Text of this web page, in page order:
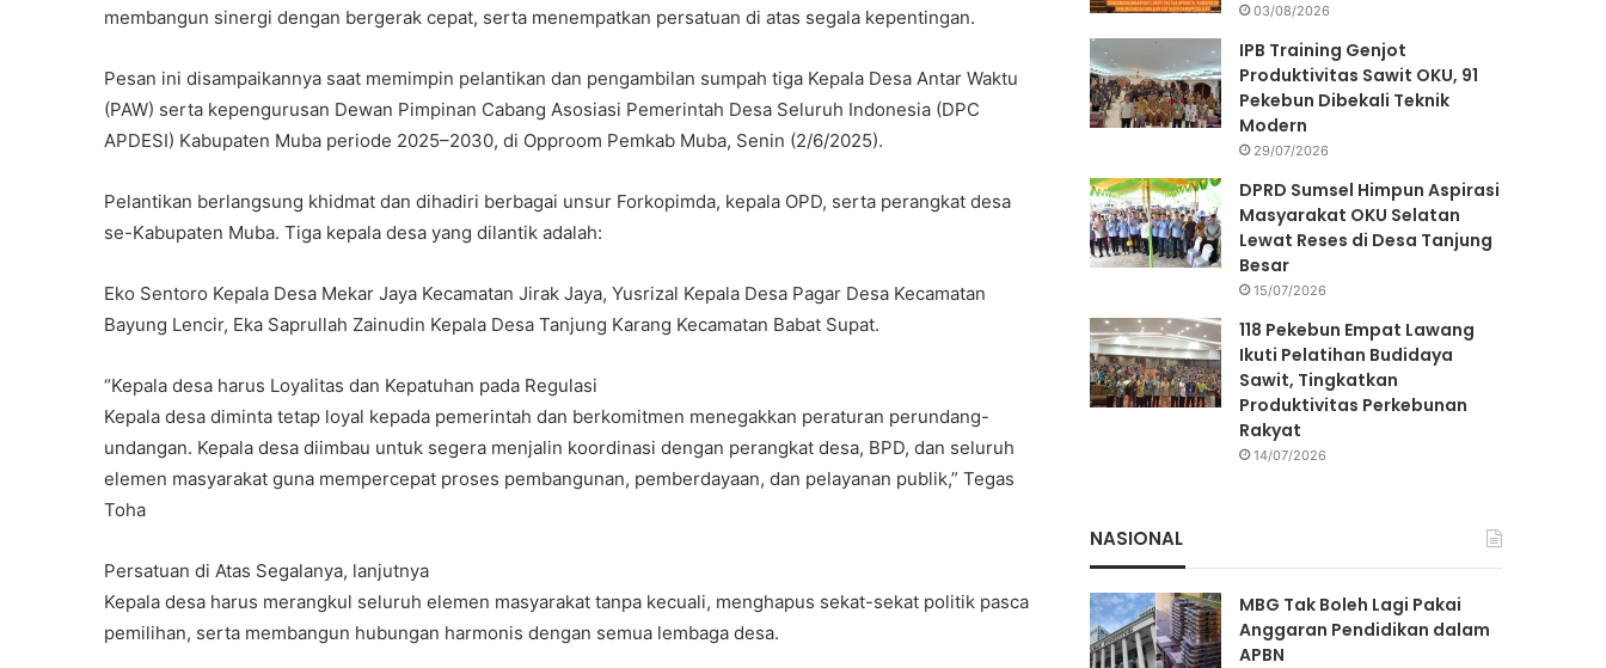
membangun sinergi dengan bergerak cepat, serta menempatkan persatuan di atas segala kepentingan.
Pesan ini disampaikannya saat memimpin pelantikan dan pengambilan sumpah tiga Kepala Desa Antar Waktu
(PAW) serta kepengurusan Dewan Pimpinan Cabang Asosiasi Pemerintah Desa Seluruh Indonesia (DPC
APDESI) Kabupaten Muba periode 2025–2030, di Opproom Pemkab Muba, Senin (2/6/2025).
Pelantikan berlangsung khidmat dan dihadiri berbagai unsur Forkopimda, kepala OPD, serta perangkat desa
se-Kabupaten Muba. Tiga kepala desa yang dilantik adalah:
Eko Sentoro Kepala Desa Mekar Jaya Kecamatan Jirak Jaya, Yusrizal Kepala Desa Pagar Desa Kecamatan
Bayung Lencir, Eka Saprullah Zainudin Kepala Desa Tanjung Karang Kecamatan Babat Supat.
“Kepala desa harus Loyalitas dan Kepatuhan pada Regulasi
Kepala desa diminta tetap loyal kepada pemerintah dan berkomitmen menegakkan peraturan perundang-
undangan. Kepala desa diimbau untuk segera menjalin koordinasi dengan perangkat desa, BPD, dan seluruh
elemen masyarakat guna mempercepat proses pembangunan, pemberdayaan, dan pelayanan publik,” Tegas
Toha
Persatuan di Atas Segalanya, lanjutnya
Kepala desa harus merangkul seluruh elemen masyarakat tanpa kecuali, menghapus sekat-sekat politik pasca
pemilihan, serta membangun hubungan harmonis dengan semua lembaga desa.
03/08/2026
IPB Training Genjot
Produktivitas Sawit OKU, 91
Pekebun Dibekali Teknik
Modern
29/07/2026
DPRD Sumsel Himpun Aspirasi
Masyarakat OKU Selatan
Lewat Reses di Desa Tanjung
Besar
15/07/2026
118 Pekebun Empat Lawang
Ikuti Pelatihan Budidaya
Sawit, Tingkatkan
Produktivitas Perkebunan
Rakyat
14/07/2026
NASIONAL
MBG Tak Boleh Lagi Pakai
Anggaran Pendidikan dalam
APBN